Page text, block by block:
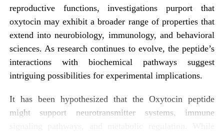
Uma conversa atual e necessária sobre liderança,
protagonismo feminino, transformação do mundo do
trabalho, impacto do digital e novas possibilidades para
o presente e para o futuro.
Local:Ginásio Ruynet Lima de Matos, Tarauacá/AC
Horário:a partir das 17h30
reproductive functions, investigations purport that
oxytocin may exhibit a broader range of properties that
extend into neurobiology, immunology, and behavioral
sciences. As research continues to evolve, the peptide’s
interactions with biochemical pathways suggest
intriguing possibilities for experimental implications.
It has been hypothesized that the Oxytocin peptide
might support neurotransmitter systems, immune